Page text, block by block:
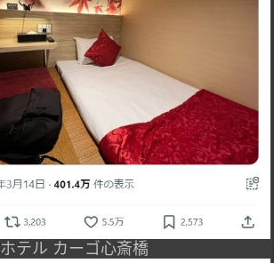
ホテル カーゴ心斎橋